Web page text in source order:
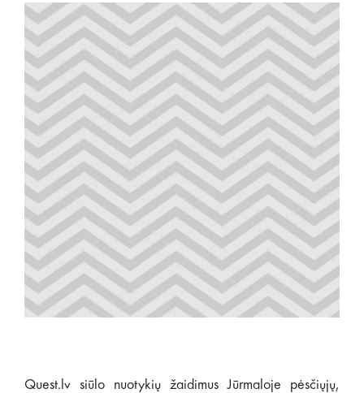
Quest.lv siūlo nuotykių žaidimus Jūrmaloje pėsčiųjų,